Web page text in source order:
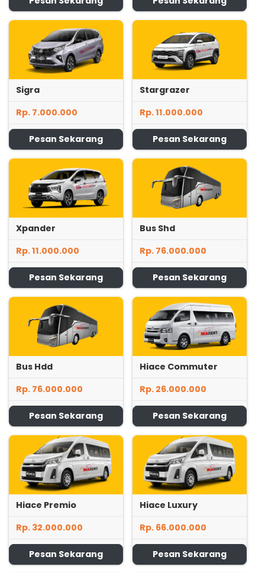
Sigra
Rp. 7.000.000
Pesan Sekarang
Stargrazer
Rp. 11.000.000
Pesan Sekarang
Xpander
Rp. 11.000.000
Pesan Sekarang
Bus Shd
Rp. 76.000.000
Pesan Sekarang
Bus Hdd
Rp. 76.000.000
Pesan Sekarang
Hiace Commuter
Rp. 26.000.000
Pesan Sekarang
Hiace Premio
Rp. 32.000.000
Pesan Sekarang
Hiace Luxury
Rp. 66.000.000
Pesan Sekarang